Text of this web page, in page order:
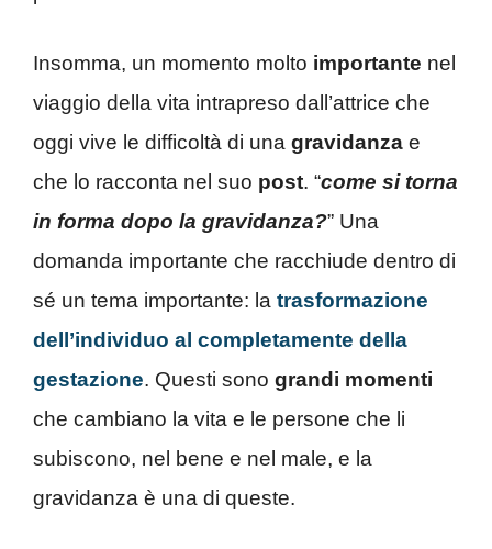
Insomma, un momento molto importante nel
viaggio della vita intrapreso dall’attrice che
oggi vive le difficoltà di una gravidanza e
che lo racconta nel suo post. “come si torna
in forma dopo la gravidanza?” Una
domanda importante che racchiude dentro di
sé un tema importante: la trasformazione
dell’individuo al completamente della
gestazione. Questi sono grandi momenti
che cambiano la vita e le persone che li
subiscono, nel bene e nel male, e la
gravidanza è una di queste.